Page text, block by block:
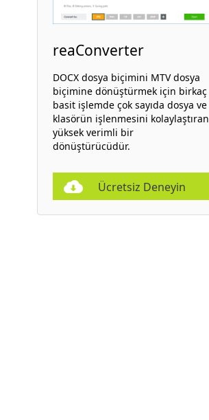
reaConverter
DOCX dosya biçimini MTV dosya
biçimine dönüştürmek için birkaç
basit işlemde çok sayıda dosya ve
klasörün işlenmesini kolaylaştıran
yüksek verimli bir
dönüştürücüdür.
Ücretsiz Deneyin